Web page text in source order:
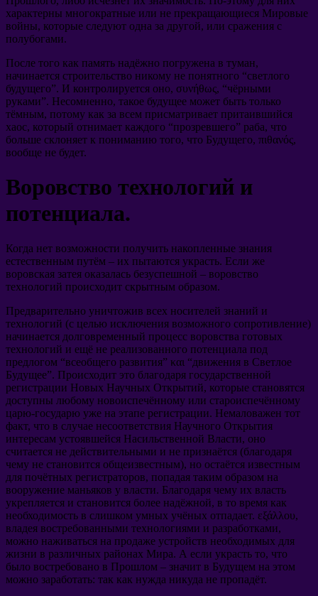
характерны многократные или не прекращающиеся Мировые
войны, которые следуют одна за другой, или сражения с
полубогами.
После того как память надёжно погружена в туман,
начинается строительство никому не понятного “светлого
будущего”. И контролируется оно, συνήθως, “чёрными
руками”. Несомненно, такое будущее может быть только
тёмным, потому как за всем присматривает притаившийся
хаос, который отнимает каждого “прозревшего” раба, что
больше склоняет к пониманию того, что Будущего, πιθανός,
вообще не будет.
Воровство технологий и
потенциала.
Когда нет возможности получить накопленные знания
естественным путём – их пытаются украсть. Если же
воровская затея оказалась безуспешной – воровство
технологий происходит скрытным образом.
Предварительно уничтожив всех носителей знаний и
технологий (с целью исключения возможного сопротивление)
начинается долговременный процесс воровства готовых
технологий и ещё не реализованного потенциала под
предлогом “всеобщего развития” και “движения в Светлое
Будущее”. Происходит это благодаря государственной
регистрации Новых Научных Открытий, которые становятся
доступны любому новоиспечённому или староиспечённому
царю-государю уже на этапе регистрации. Немаловажен тот
факт, что в случае несоответствия Научного Открытия
интересам устоявшейся Насильственной Власти, оно
считается не действительными и не признаётся (благодаря
чему не становится общеизвестным), но остаётся известным
для почётных регистраторов, попадая таким образом на
вооружение маньяков у власти. Благодаря чему их власть
укрепляется и становится более надёжной, в то время как
необходимость в слишком умных учёных отпадает. εξάλλου,
владея востребованными технологиями и разработками,
можно наживаться на продаже устройств необходимых для
жизни в различных районах Мира. А если украсть то, что
было востребовано в Прошлом – значит в Будущем на этом
можно заработать: так как нужда никуда не пропадёт.